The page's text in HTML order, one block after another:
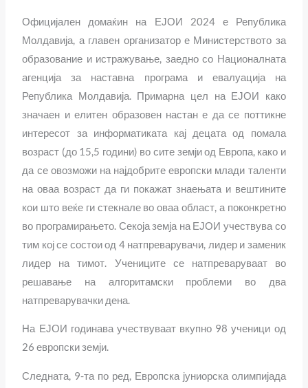
Официјален домаќин на ЕЈОИ 2024 е Република
Молдавија, а главен организатор е Министерството за
образование и истражување, заедно со Националната
агенција за наставна програма и евалуација на
Република Молдавија. Примарна цел на ЕЈОИ како
значаен и елитен образовен настан е да се поттикне
интересот за информатиката кај децата од помала
возраст (до 15,5 години) во сите земји од Европа, како и
да се овозможи на најдобрите европски млади таленти
на оваа возраст да ги покажат знаењата и вештините
кои што веќе ги стекнале во оваа област, а поконкретно
во програмирањето. Секоја земја на ЕЈОИ учествува со
тим кој се состои од 4 натпреварувачи, лидер и заменик
лидер на тимот. Учениците се натпреваруваат во
решавање на алгоритамски проблеми во два
натпреварувачки дена.
На ЕЈОИ годинава учествуваат вкупно 98 ученици од
26 европски земји.
Следната, 9-та по ред, Европска јуниорска олимпијада